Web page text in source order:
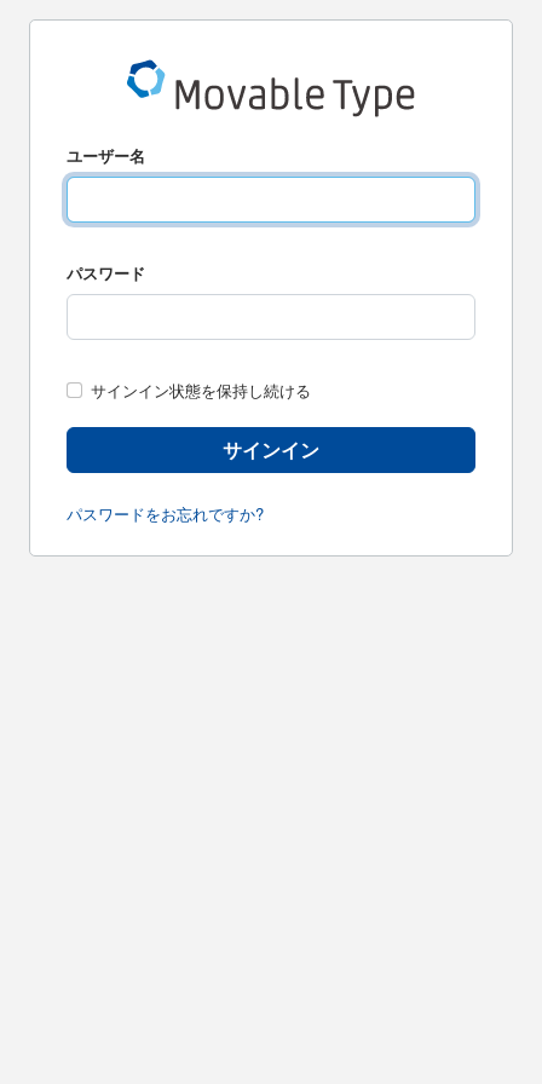
ユーザー名
パスワード
サインイン状態を保持し続ける
パスワードをお忘れですか?
サインイン